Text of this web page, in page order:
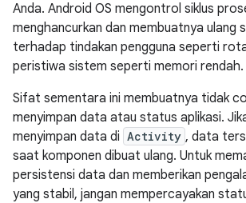
Anda. Android OS mengontrol siklus
menghancurkan dan membuatnya ulang
terhadap tindakan pengguna seperti
peristiwa sistem seperti memori rendah.
Sifat sementara ini membuatnya tidak
menyimpan data atau status aplikasi.
menyimpan data di Activity , data
saat komponen dibuat ulang. Untuk
persistensi data dan memberikan
yang stabil, jangan mempercayakan